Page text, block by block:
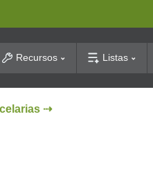
Recursos Listas
⇢